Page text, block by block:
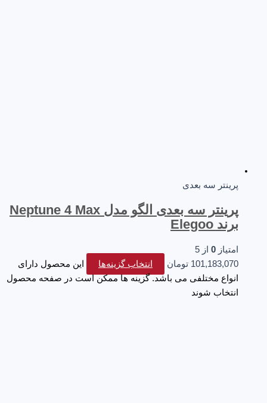
پرینتر سه‌ بعدی
پرینتر سه بعدی الگو مدل Neptune 4 Max
برند Elegoo
امتیاز 0 از 5
101,183,070 تومان انتخاب گزینه‌ها
این محصول دارای
انواع مختلفی می باشد. گزینه ها ممکن است در صفحه محصول
انتخاب شوند